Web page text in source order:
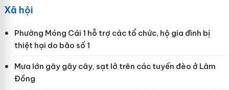
Xã hội
Phường Móng Cái 1 hỗ trợ các tổ chức, hộ gia đình bị
thiệt hại do bão số 1
Mưa lớn gây gãy cây, sạt lở trên các tuyến đèo ở Lâm
Đồng